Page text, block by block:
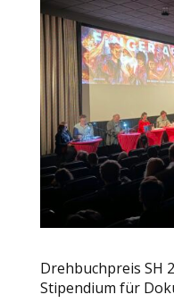
Drehbuchpreis SH
Stipendium für